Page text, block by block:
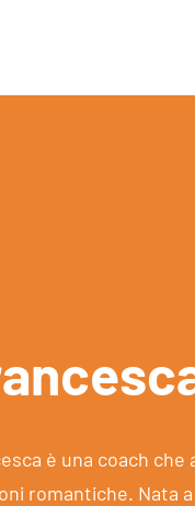
è una coach
romantiche. Nata